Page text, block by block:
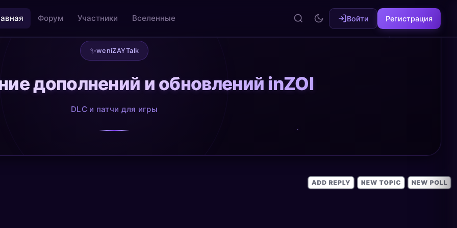
Форум Участники Вселенные Войти Регистрация
Творчество как медитация
✨weniZAYTalk
дополнений и обновлений inZOI
DLC и патчи для игры